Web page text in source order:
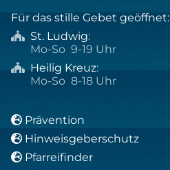
Für das stille Gebet geöffnet:
 St. Ludwig:
Mo-So 9-19 Uhr
 Heilig Kreuz:
Mo-So 8-18 Uhr
 Prävention
 Hinweisgeberschutz
 Pfarreifinder